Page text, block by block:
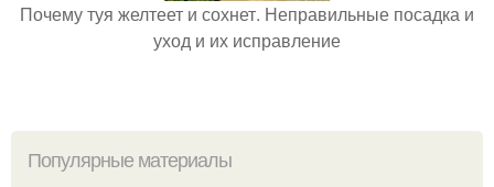
Почему туя желтеет и сохнет. Неправильные посадка и
уход и их исправление
Популярные материалы